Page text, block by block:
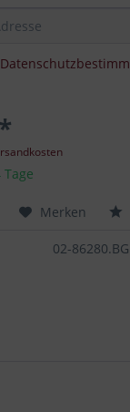
Merken
02-86280.BG